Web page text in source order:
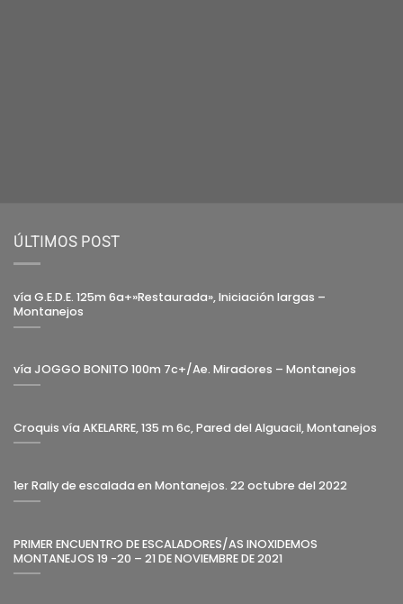
ÚLTIMOS POST
vía G.E.D.E. 125m 6a+»Restaurada», Iniciación largas –
Montanejos
vía JOGGO BONITO 100m 7c+/Ae. Miradores – Montanejos
Croquis vía AKELARRE, 135 m 6c, Pared del Alguacil, Montanejos
1er Rally de escalada en Montanejos. 22 octubre del 2022
PRIMER ENCUENTRO DE ESCALADORES/AS INOXIDEMOS
MONTANEJOS 19 -20 – 21 DE NOVIEMBRE DE 2021